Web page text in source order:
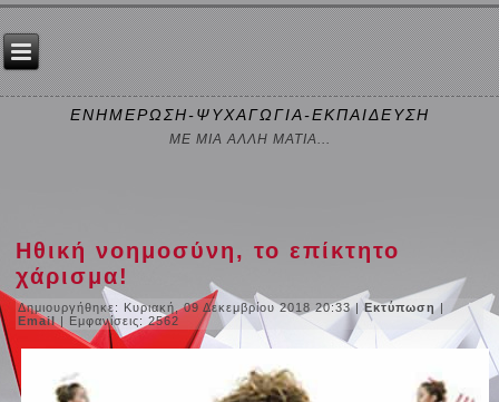
ΕΝΗΜΕΡΩΣΗ-ΨΥΧΑΓΩΓΙΑ-ΕΚΠΑΙΔΕΥΣΗ
ΜΕ ΜΙΑ ΑΛΛΗ ΜΑΤΙΑ...
Ηθική νοημοσύνη, το επίκτητο
χάρισμα!
Δημιουργήθηκε: Κυριακή, 09 Δεκεμβρίου 2018 20:33|Εκτύπωση|
Email | Εμφανίσεις: 2562